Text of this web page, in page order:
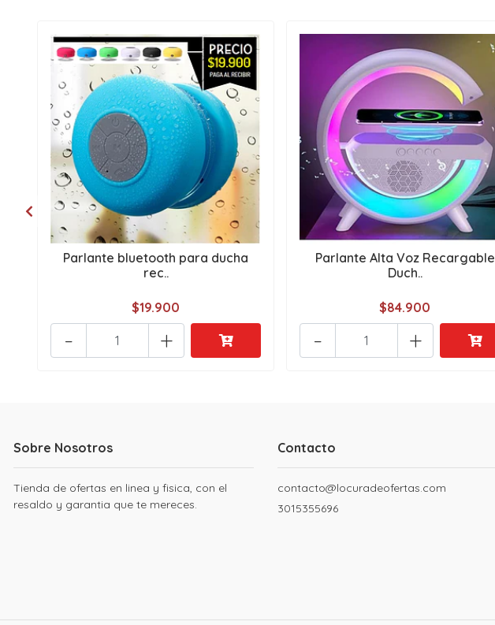
Parlante bluetooth para ducha
rec..
$19.900
+
-
Parlante Alta Voz Recargable
Duch..
$84.900
+
-
Sobre Nosotros
Tienda de ofertas en linea y fisica, con el
resaldo y garantia que te mereces.
Contacto
contacto@locuradeofertas.com
3015355696